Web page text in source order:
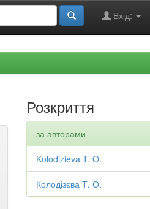
Вхід:
Розкриття
за авторами
Kolodizieva T. O.
Колодізєва Т. О.